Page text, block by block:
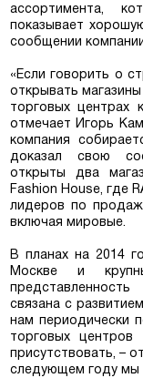
Аутлет
Адреса магазинов
Москва
Да, все верно
О компании
ассортимента,
показывает
сообщении
«Если говорить о
открывать
торговых центрах
отмечает Игорь
компания
доказал свою
открыты два
Fashion House, где
лидеров по
включая мировые.
В планах на 2014
Москве и
связана с
нам периодически
торговых
присутствовать, –
следующем году мы